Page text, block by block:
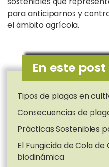
para anticiparnos y
el ámbito agrícola.
En este
Tipos de plagas en
Consecuencias de
Prácticas Sostenibles
El Fungicida de Cola
biodinámica